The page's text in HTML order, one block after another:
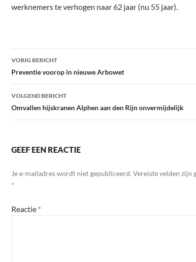
werknemers te verhogen naar 62 jaar (nu 55 jaar).
Bericht
navigatie
VORIG BERICHT
Preventie voorop in nieuwe Arbowet
VOLGEND BERICHT
Omvallen hijskranen Alphen aan den Rijn onvermijdelijk
GEEF EEN REACTIE
Je e-mailadres wordt niet gepubliceerd. Vereiste velden zijn
*
Reactie *